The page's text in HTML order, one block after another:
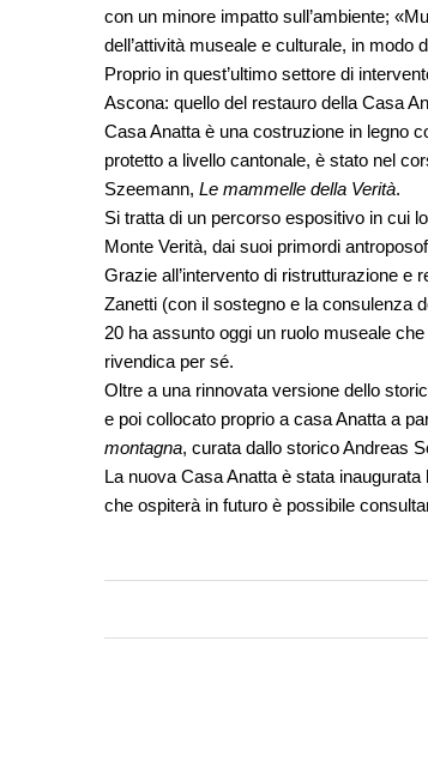
con un minore impatto sull’ambiente;
dell’attività museale e culturale, in modo
Proprio in quest’ultimo settore di
Ascona: quello del restauro della Casa
Casa Anatta è una costruzione in legno
protetto a livello cantonale, è stato nel
Szeemann, Le mammelle della Verità.
Si tratta di un percorso espositivo in cui
Monte Verità, dai suoi primordi
Grazie all’intervento di ristrutturazione e
Zanetti (con il sostegno e la consulenza
20 ha assunto oggi un ruolo museale
rivendica per sé.
Oltre a una rinnovata versione dello
e poi collocato proprio a casa Anatta a
montagna, curata dallo storico Andreas
La nuova Casa Anatta è stata
che ospiterà in futuro è possibile